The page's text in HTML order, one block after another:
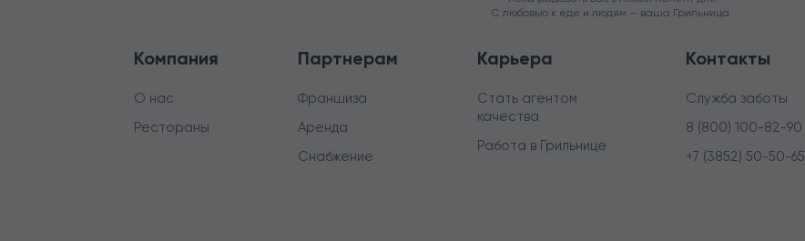
С любовью к еде и людям — ваша Грильница.
Компания
О нас
Рестораны
Партнерам
Франшиза
Аренда
Снабжение
Карьера
Стать агентом
качества
Работа в Грильнице
Контакты
Служба заботы
8 (800) 100-82-90
+7 (3852) 50-50-65